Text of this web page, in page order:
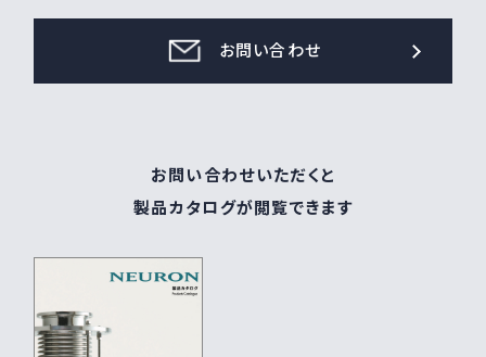
お問い合わせ
お問い合わせいただくと
製品カタログが閲覧できます